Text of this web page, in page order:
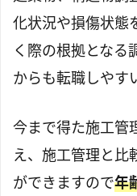
化状況や損傷状態
く際の根拠となる
からも転職しやす
今まで得た施工管
え、施工管理と比
ができますので年